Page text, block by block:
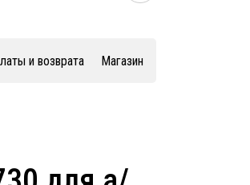
и возврата Магазин